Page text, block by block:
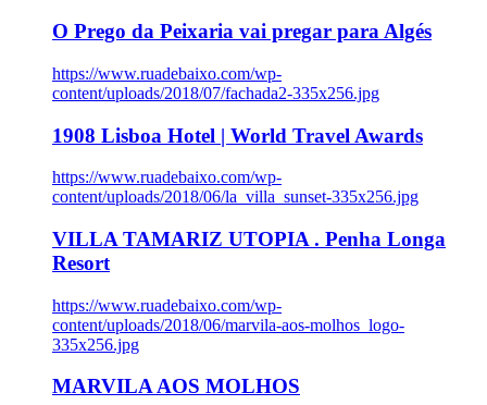
O Prego da Peixaria vai pregar para Algés
https://www.ruadebaixo.com/wp-
content/uploads/2018/07/fachada2-335x256.jpg
1908 Lisboa Hotel | World Travel Awards
https://www.ruadebaixo.com/wp-
content/uploads/2018/06/la_villa_sunset-335x256.jpg
VILLA TAMARIZ UTOPIA . Penha Longa
Resort
https://www.ruadebaixo.com/wp-
content/uploads/2018/06/marvila-aos-molhos_logo-
335x256.jpg
MARVILA AOS MOLHOS